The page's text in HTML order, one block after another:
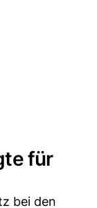
für
bei den